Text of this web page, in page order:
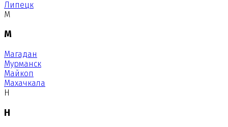
Липецк
М
М
Магадан
Мурманск
Майкоп
Махачкала
Н
Н